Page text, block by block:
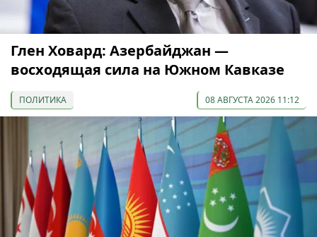
Глен Ховард: Азербайджан —
восходящая сила на Южном Кавказе
ПОЛИТИКА 08 АВГУСТА 2026 11:12